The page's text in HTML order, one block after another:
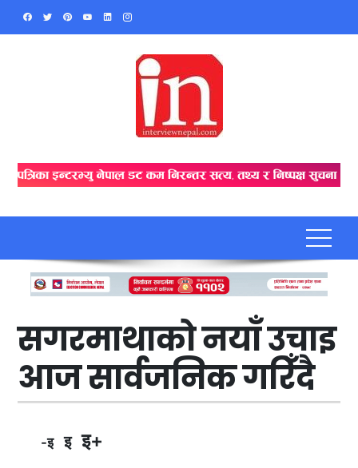
Skip
सगरमाथाको नयाँ उचाइ
आज सार्वजनिक गरिँदै
-इ इ इ+